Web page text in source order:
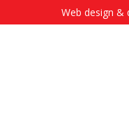
Web design &